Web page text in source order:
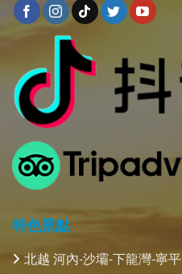
特色景點
北越 河內-沙壩-下龍灣-寧平